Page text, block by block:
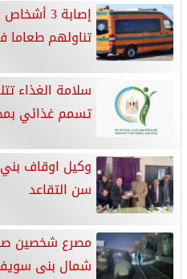
إصابة 3
تناولهم طعاما
سلامة الغذاء
تسمم غذائي
وكيل اوقاف
سن التقاعد
مصرع شخصين
شمال بنى